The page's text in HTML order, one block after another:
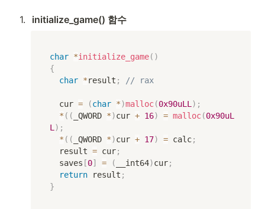
1. initialize_game() 함수
char *initialize_game( )
{
char *result ; // rax
  cur
= (char *)malloc(0x90uLL ) ;
* ( ( _QWORD *)cur + 16) = malloc(0x90uL
L ) ;
* ( ( _QWORD *)cur + 17) = calc;
  result
= cur;
  saves
[0] = ( __int64)cur;
return result ;
}